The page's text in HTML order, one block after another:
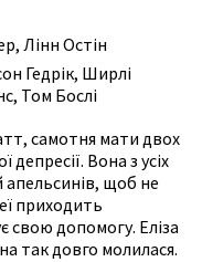
, Лінн Остін
Гедрік, Ширлі
, Том Бослі
самотня мати двох
Вона з усіх
апельсинів, щоб не
приходить
свою допомогу. Еліза
так довго молилася.